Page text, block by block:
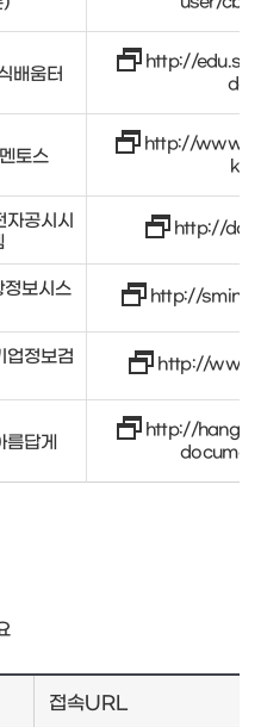
배움터
http://
do
토스
http://
kr
자공시시
http://
정보시스
http://
업정보검
http://
름답게
http://
접속URL